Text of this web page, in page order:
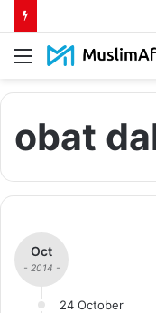
Menu
obat
Oct
- 2014 -
24 October